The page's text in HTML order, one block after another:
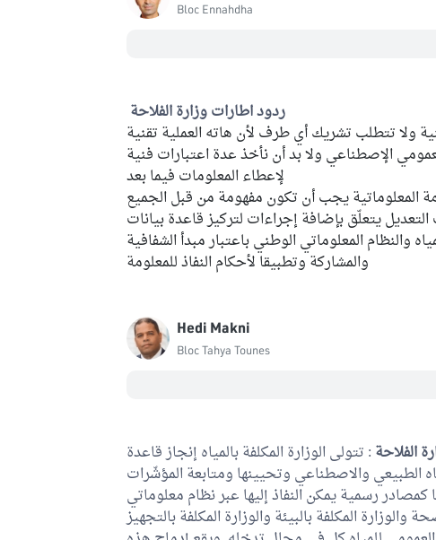
Bloc Ennahdha
ردود اطارات وزارة الفلاحة
ولا تتطلب تشريك أي طرف لأن هاته العملية تقنية
الإصطناعي ولا بد أن نأخذ عدة اعتبارات فنية
لإعطاء المعلومات فيما بعد
المعلوماتية يجب أن تكون مفهومة من قبل الجميع
يتعلّق بإضافة إجراءات لتركيز قاعدة بيانات
والنظام المعلوماتي الوطني باعتبار مبدأ الشفافية
والمشاركة وتطبيقا لأحكام النفاذ للمعلومة
Hedi Makni
Bloc Tahya Tounes
الفلاحة : تتولى الوزارة المكلفة بالمياه إنجاز قاعدة
الطبيعي والاصطناعي وتحيينها ومتابعة المؤشّرات
رسمية يمكن النفاذ إليها عبر نظام معلوماتي
والوزارة المكلفة بالبيئة والوزارة المكلفة بالتجهيز